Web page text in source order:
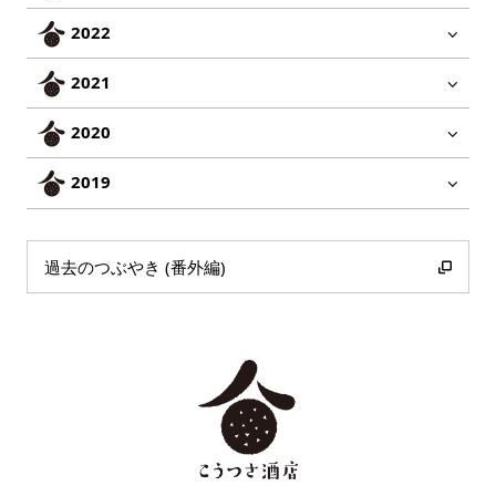
2022
2021
2020
2019
過去のつぶやき (番外編)